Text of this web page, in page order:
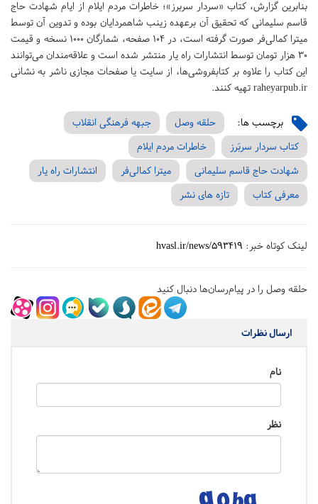
بنابرین گزارش، کتاب «سردار سربرز»؛ خاطرات مردم ایلام از ایام شهادت حاج
قاسم سلیمانی که تحقیق آن برعهده زینب شاهمردایان بوده و تدوین آن توسط
میترا کمالی‌فر صورت گرفته است، در ۱۰۴ صفحه، شمارگان ۱۰۰۰ نسخه و قیمت
۳۰ هزار تومان توسط انتشارات راه یار منتشر شده است و علاقه‌مندان می‌توانند
این کتاب را علاوه بر کتابفروشی‌ها، از سایت یا صفحات مجازی ناشر به نشانی
raheyarpub.ir تهیه کنند.
برچسب ها: حلقه وصل
جبهه فرهنگی انقلاب
کتاب سردار سربَرز
خاطرات مردم ایلام
شهادت حاج قاسم سلیمانی
میترا کمالی‌فر
انتشارات راه یار
معرفی کتاب
تازه های نشر
لینک کوتاه خبر: hvasl.ir/news/593419
حلقه وصل را در پیام‌رسان‌ها دنبال کنید
ارسال نظرات
نام
نظر